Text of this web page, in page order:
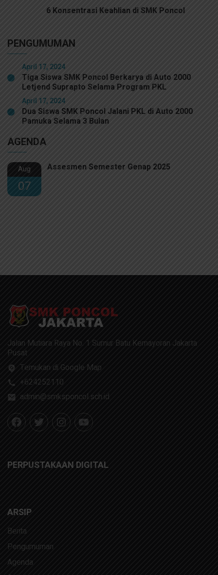
6 Konsentrasi Keahlian di SMK Poncol
PENGUMUMAN
April 17, 2024
Tiga Siswa SMK Poncol Berkarya di Auto 2000
Letjend Suprapto Selama Program PKL
April 17, 2024
Dua Siswa SMK Poncol Jalani PKL di Auto 2000
Pamuka Selama 3 Bulan
AGENDA
Aug
07
Assesmen Semester Genap 2025
Jalan Mutiara Raya No. 1 Sumur Batu Kemayoran Jakarta
Pusat
Temukan di Google Map
+624252110
admin@smksponcol.sch.id
PERPUSTAKAAN DIGITAL
ARSIP
Berita
Pengumuman
Agenda